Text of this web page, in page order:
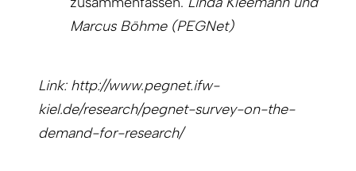
Marcus Böhme (PEGNet)
Link: http://www.pegnet.ifw-
kiel.de/research/pegnet-survey-on-the-
demand-for-research/